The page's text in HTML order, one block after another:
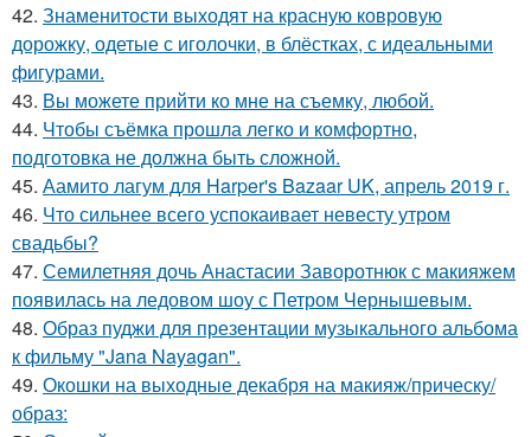
42. Знаменитости выходят на красную ковровую
дорожку, одетые с иголочки, в блёстках, с идеальными
фигурами.
43. Вы можете прийти ко мне на съемку, любой.
44. Чтобы съёмка прошла легко и комфортно,
подготовка не должна быть сложной.
45. Аамито лагум для Harper's Bazaar UK, апрель 2019 г.
46. Что сильнее всего успокаивает невесту утром
свадьбы?
47. Семилетняя дочь Анастасии Заворотнюк с макияжем
появилась на ледовом шоу с Петром Чернышевым.
48. Образ пуджи для презентации музыкального альбома
к фильму "Jana Nayagan".
49. Окошки на выходные декабря на макияж/прическу/
образ: